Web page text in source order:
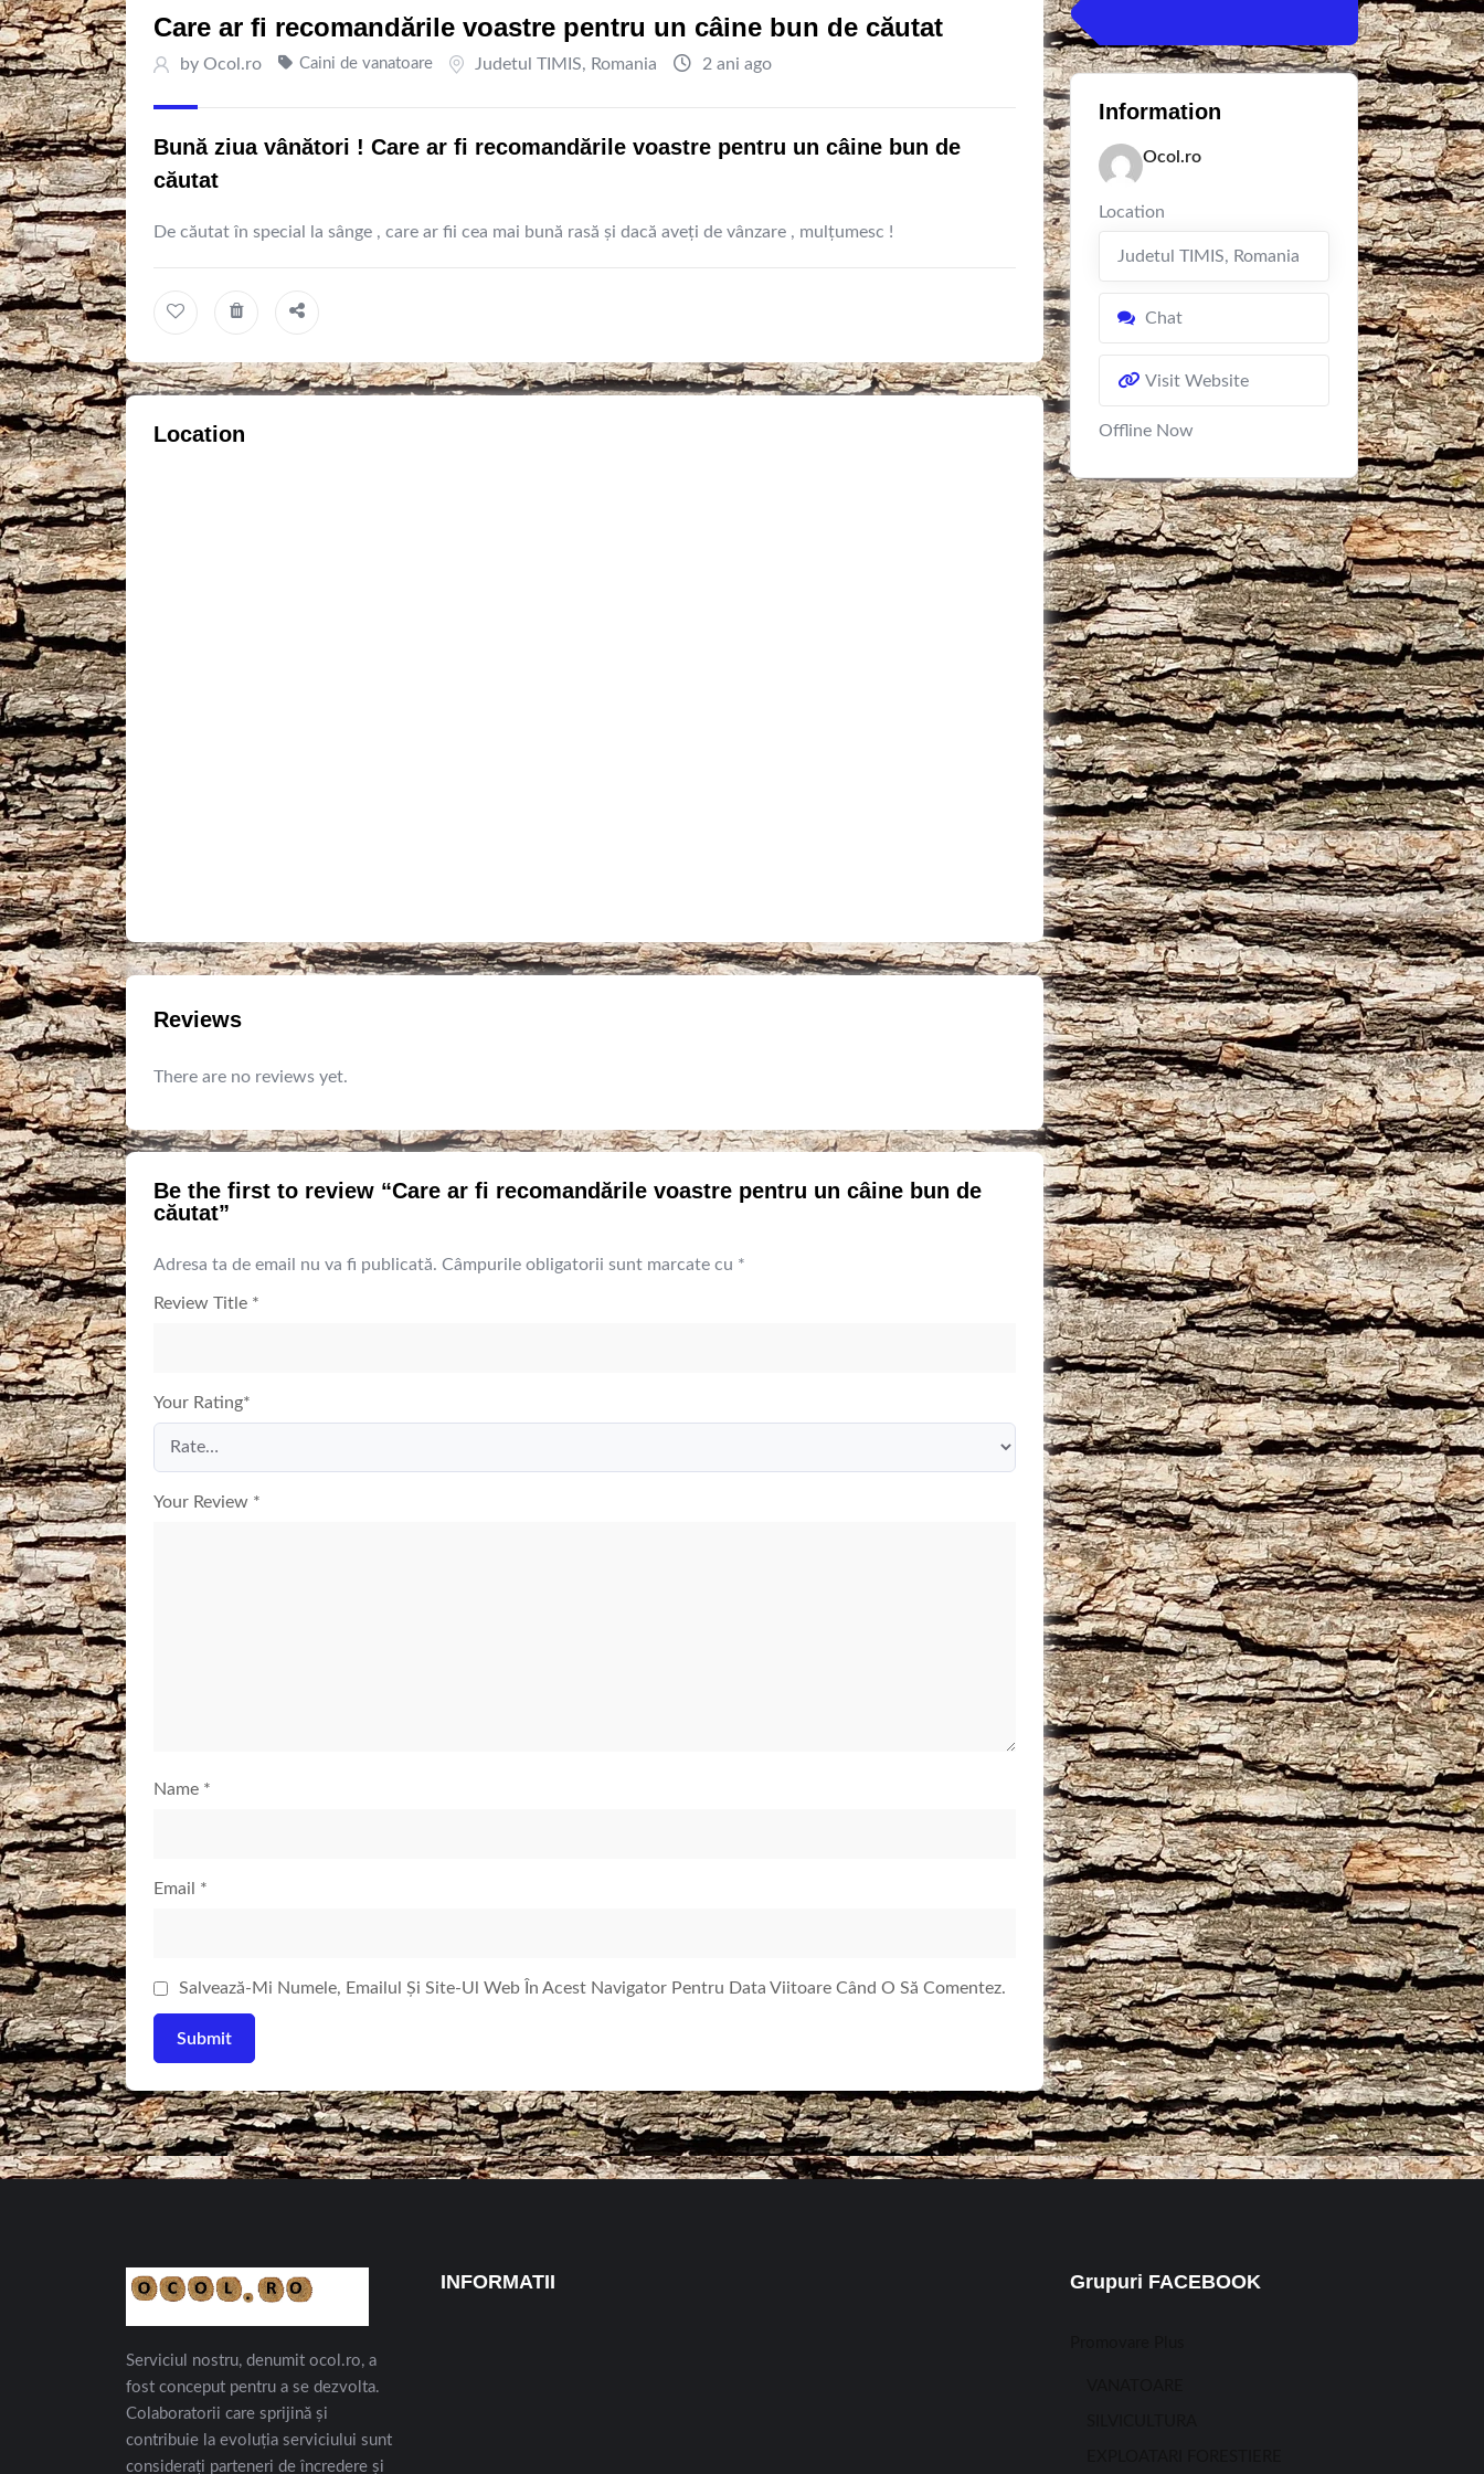
Care ar fi recomandările voastre pentru un câine bun de căutat
by Ocol.ro Caini de vanatoare Judetul TIMIS, Romania 2 ani ago
Bună ziua vânători ! Care ar fi recomandările voastre pentru un câine bun de
căutat
De căutat în special la sânge , care ar fii cea mai bună rasă și dacă aveți de vânzare , mulțumesc !
Location
Reviews
There are no reviews yet.
Be the first to review “Care ar fi recomandările voastre pentru un câine bun de
căutat”
Adresa ta de email nu va fi publicată. Câmpurile obligatorii sunt marcate cu *
Review Title *
Your Rating*
Your Review *
Name *
Email *
Salvează-Mi Numele, Emailul Și Site-Ul Web În Acest Navigator Pentru Data Viitoare Când O Să Comentez.
Information
Ocol.ro
Location
Judetul TIMIS, Romania
Chat
Visit Website
Offline Now
Serviciul nostru, denumit ocol.ro, a
fost conceput pentru a se dezvolta.
Colaboratorii care sprijină și
contribuie la evoluția serviciului sunt
considerați parteneri de încredere și
INFORMATII Grupuri FACEBOOK